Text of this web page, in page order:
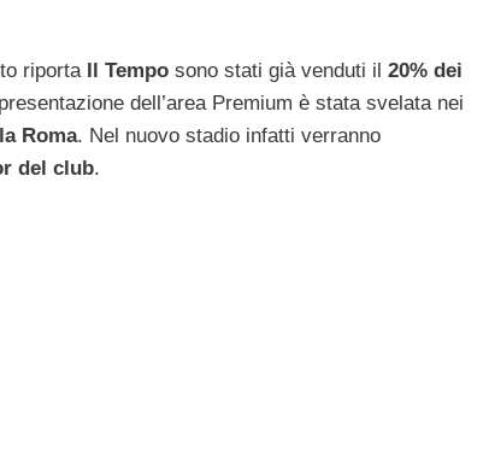
riporta Il Tempo sono stati già venduti il 20% dei
dell’area Premium è stata svelata nei
Roma. Nel nuovo stadio infatti verranno
del club.